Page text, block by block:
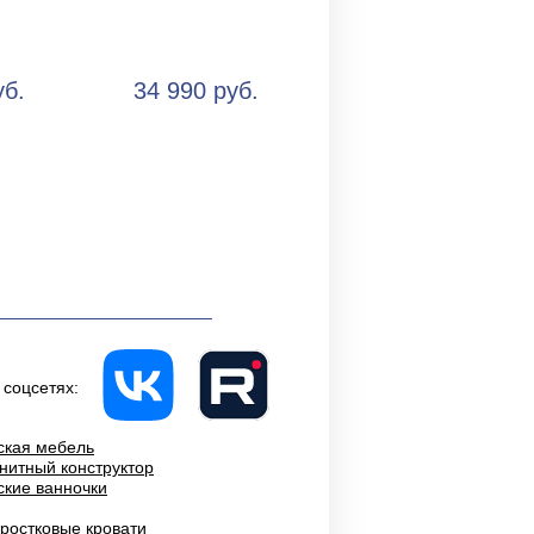
34 990 руб.
мебель
конструктор
ванночки
кровати